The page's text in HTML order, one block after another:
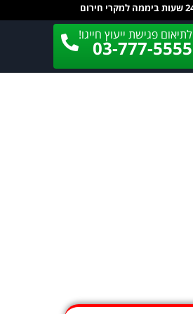
לתיאום פגישת ייעוץ חייגו!
03-777-5555